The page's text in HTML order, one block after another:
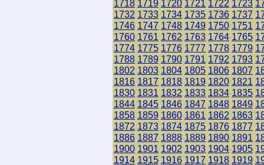
1718 1719 1720 1721 1722 1723
1732 1733 1734 1735 1736 1737
1746 1747 1748 1749 1750 1751
1760 1761 1762 1763 1764 1765
1774 1775 1776 1777 1778 1779
1788 1789 1790 1791 1792 1793
1802 1803 1804 1805 1806 1807
1816 1817 1818 1819 1820 1821
1830 1831 1832 1833 1834 1835
1844 1845 1846 1847 1848 1849
1858 1859 1860 1861 1862 1863
1872 1873 1874 1875 1876 1877
1886 1887 1888 1889 1890 1891
1900 1901 1902 1903 1904 1905
1914 1915 1916 1917 1918 1919